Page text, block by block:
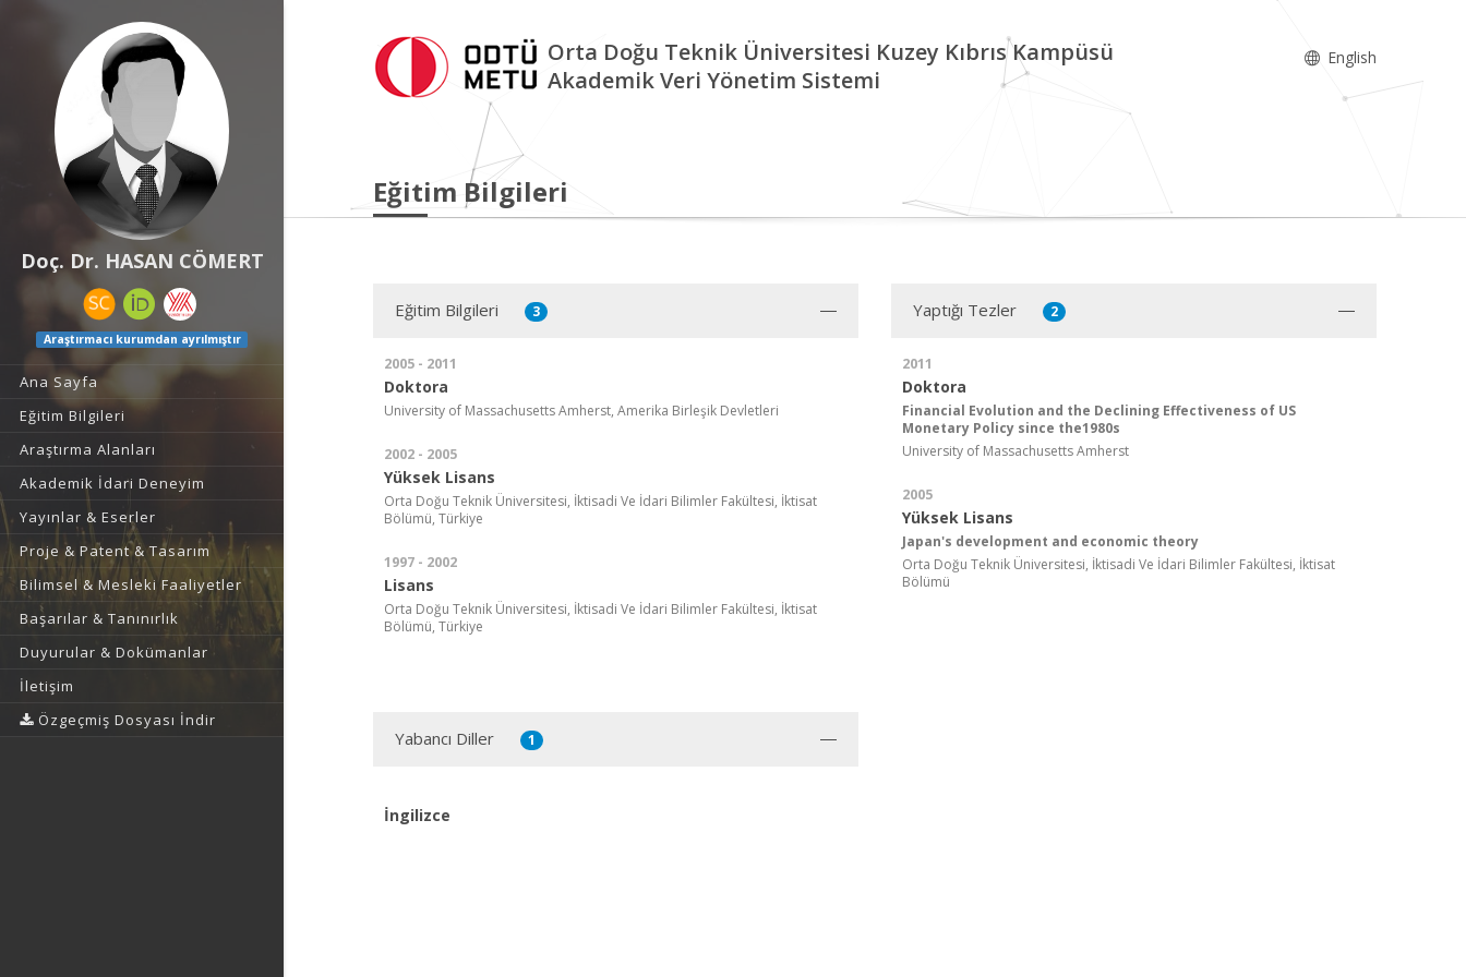
Doç. Dr. HASAN CÖMERT
Araştırmacı kurumdan ayrılmıştır
Ana Sayfa
Eğitim Bilgileri
Araştırma Alanları
Akademik İdari Deneyim
Yayınlar & Eserler
Proje & Patent & Tasarım
Bilimsel & Mesleki Faaliyetler
Başarılar & Tanınırlık
Duyurular & Dokümanlar
İletişim
Özgeçmiş Dosyası İndir
Orta Doğu Teknik Üniversitesi Kuzey Kıbrıs Kampüsü
Akademik Veri Yönetim Sistemi
English
Eğitim Bilgileri
Eğitim Bilgileri 3
2005 - 2011
Doktora
University of Massachusetts Amherst, Amerika Birleşik Devletleri
2002 - 2005
Yüksek Lisans
Orta Doğu Teknik Üniversitesi, İktisadi Ve İdari Bilimler Fakültesi, İktisat
Bölümü, Türkiye
1997 - 2002
Lisans
Orta Doğu Teknik Üniversitesi, İktisadi Ve İdari Bilimler Fakültesi, İktisat
Bölümü, Türkiye
Yaptığı Tezler 2
2011
Doktora
Financial Evolution and the Declining Effectiveness of US
Monetary Policy since the1980s
University of Massachusetts Amherst
2005
Yüksek Lisans
Japan's development and economic theory
Orta Doğu Teknik Üniversitesi, İktisadi Ve İdari Bilimler Fakültesi, İktisat
Bölümü
Yabancı Diller 1
İngilizce